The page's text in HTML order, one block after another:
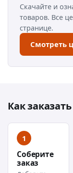
Скачайте и
товаров. Все
странице.
Смотреть
Как заказать
1
Соберите
заказ